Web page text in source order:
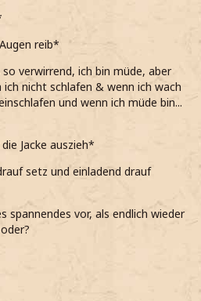
reib*
verwirrend, ich bin müde, aber
nicht schlafen & wenn ich wach
und wenn ich müde bin...
Jacke auszieh*
setz und einladend drauf
spannendes vor, als endlich wieder